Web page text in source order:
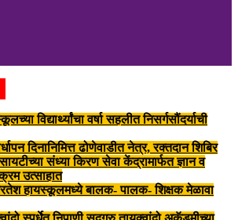
विद्यार्थ्यांचा वर्षा सहलीत निसर्गसौंदर्याची
दिनानिमित्त ढोणेवाडीत नेत्र, रक्तदान शिबिर
संध्या किरण सेवा केंद्रामार्फत ज्ञान व
उत्साहात
हायस्कूलमध्ये बालक- पालक- शिक्षक मेळावा